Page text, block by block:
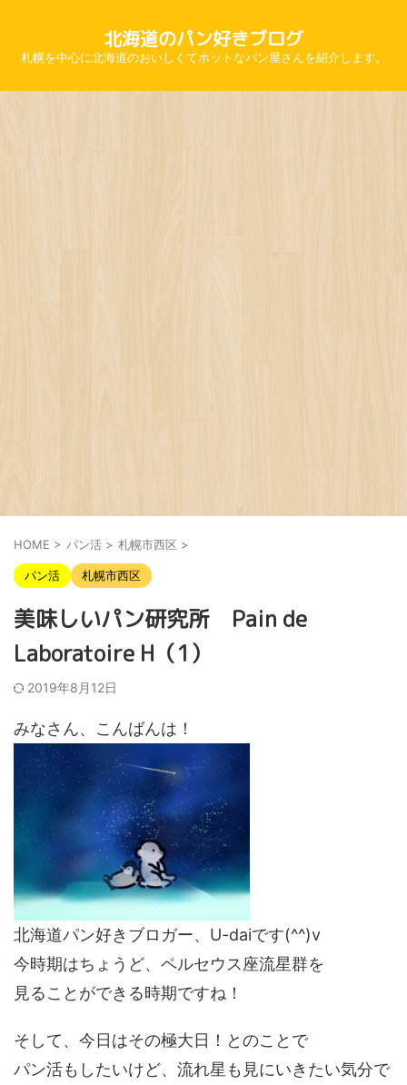
北海道のパン好きブログ
札幌を中心に北海道のおいしくてホットなパン屋さんを紹介します。
HOME > パン活 > 札幌市西区 >
パン活 札幌市西区
美味しいパン研究所 Pain de
Laboratoire H（1）
2019年8月12日
みなさん、こんばんは！
北海道パン好きブロガー、U-daiです(^^)v
今時期はちょうど、ペルセウス座流星群を
見ることができる時期ですね！
そして、今日はその極大日！とのことで
パン活もしたいけど、流れ星も見にいきたい気分で